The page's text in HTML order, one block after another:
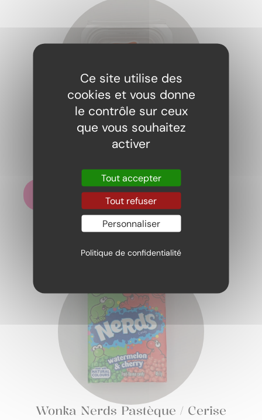
Burger Trolli
Ajouter au panier
Wonka Nerds Pastèque / Cerise
Ce site utilise des
cookies et vous donne
le contrôle sur ceux
que vous souhaitez
activer
Tout accepter
Tout refuser
Personnaliser
Politique de confidentialité